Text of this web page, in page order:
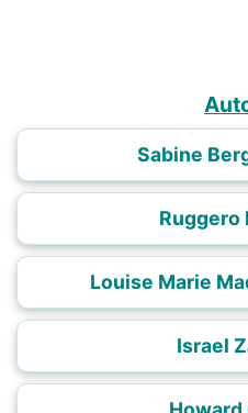
Sabine
Ruggero
Louise Marie
Israel